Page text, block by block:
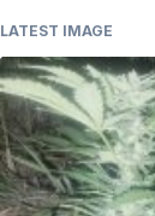
LATEST IMAGE